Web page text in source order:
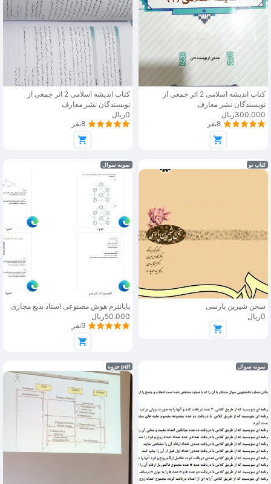
کتاب اندیشه اسلامی 2 اثر جمعی از
نویسندگان نشر معارف
300.000ریال
8نفر
کتاب اندیشه اسلامی 2 اثر جمعی از
نویسندگان نشر معارف
0ریال
8نفر
کتاب نو
سخن شیرین پارسی
0ریال
نمونه سوال
پایانترم هوش مصنوعی استاد بدیع مجازی
50.000ریال
9نفر
نمونه سوال pdf جزوه